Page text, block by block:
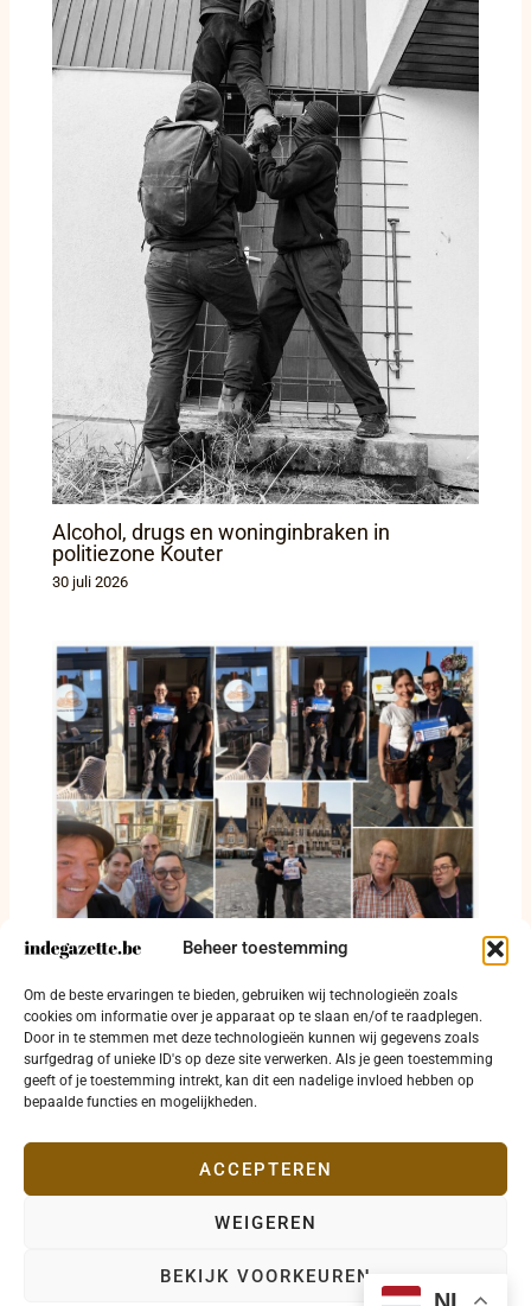
Beheer toestemming
Om de beste ervaringen te bieden, gebruiken wij technologieën zoals
cookies om informatie over je apparaat op te slaan en/of te raadplegen.
Door in te stemmen met deze technologieën kunnen wij gegevens zoals
surfgedrag of unieke ID's op deze site verwerken. Als je geen toestemming
geeft of je toestemming intrekt, kan dit een nadelige invloed hebben op
bepaalde functies en mogelijkheden.
ACCEPTEREN
WEIGEREN
BEKIJK VOORKEUREN
Alcohol, drugs en woninginbraken in
politiezone Kouter
30 juli 2026
Pieter Paul Moens wil European Disability
Card inzetten waar hulp echt nodig is
29 juli 2026
Copyright © 2026 indegazette.be |Privacy